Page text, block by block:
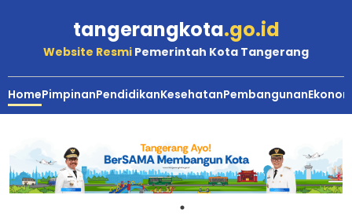
tangerangkota.go.id
Website Resmi Pemerintah Kota Tangerang
HomePimpinanPendidikanKesehatanPembangunan
Utama,
Terkini